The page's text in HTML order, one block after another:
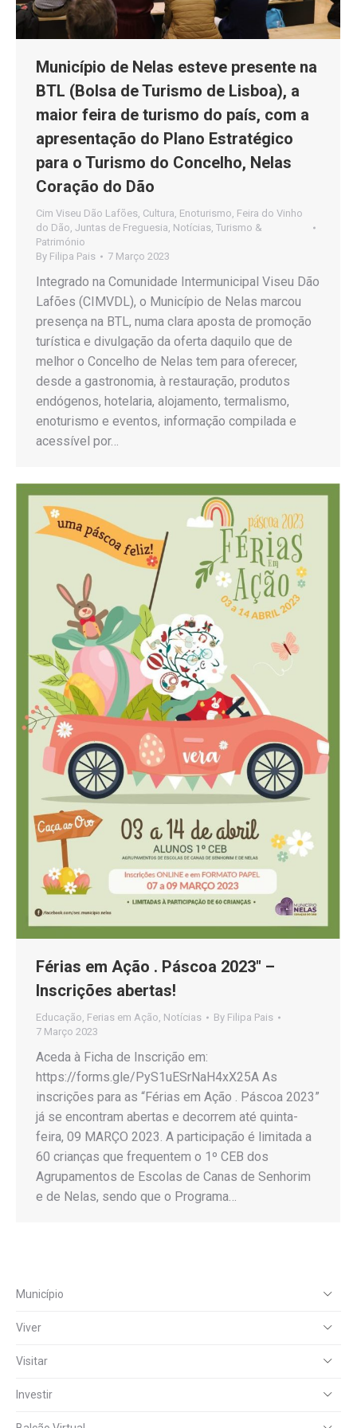
Município de Nelas esteve presente na
BTL (Bolsa de Turismo de Lisboa), a
maior feira de turismo do país, com a
apresentação do Plano Estratégico
para o Turismo do Concelho, Nelas
Coração do Dão
Cim Viseu Dão Lafões, Cultura, Enoturismo, Feira do Vinho
do Dão, Juntas de Freguesia, Notícias, Turismo &
Património
By Filipa Pais 7 Março 2023
Integrado na Comunidade Intermunicipal Viseu Dão
Lafões (CIMVDL), o Município de Nelas marcou
presença na BTL, numa clara aposta de promoção
turística e divulgação da oferta daquilo que de
melhor o Concelho de Nelas tem para oferecer,
desde a gastronomia, à restauração, produtos
endógenos, hotelaria, alojamento, termalismo,
enoturismo e eventos, informação compilada e
acessível por…
Férias em Ação . Páscoa 2023″ –
Inscrições abertas!
Educação, Ferias em Ação, Notícias By Filipa Pais
7 Março 2023
Aceda à Ficha de Inscrição em:
https://forms.gle/PyS1uESrNaH4xX25A As
inscrições para as “Férias em Ação . Páscoa 2023”
já se encontram abertas e decorrem até quinta-
feira, 09 MARÇO 2023. A participação é limitada a
60 crianças que frequentem o 1º CEB dos
Agrupamentos de Escolas de Canas de Senhorim
e de Nelas, sendo que o Programa…
Município
Viver
Visitar
Investir